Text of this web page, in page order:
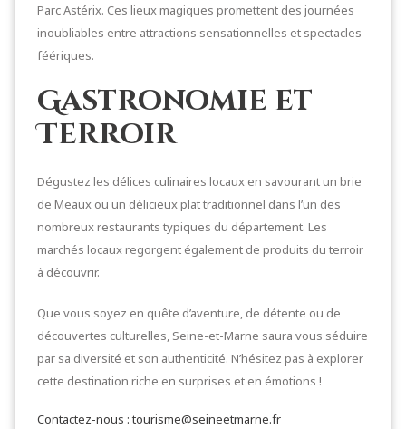
Parc Astérix. Ces lieux magiques promettent des journées
inoubliables entre attractions sensationnelles et spectacles
féériques.
Gastronomie et
Terroir
Dégustez les délices culinaires locaux en savourant un brie
de Meaux ou un délicieux plat traditionnel dans l’un des
nombreux restaurants typiques du département. Les
marchés locaux regorgent également de produits du terroir
à découvrir.
Que vous soyez en quête d’aventure, de détente ou de
découvertes culturelles, Seine-et-Marne saura vous séduire
par sa diversité et son authenticité. N’hésitez pas à explorer
cette destination riche en surprises et en émotions !
Contactez-nous : tourisme@seineetmarne.fr